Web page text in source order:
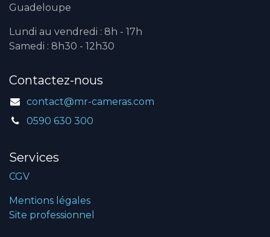
Guadeloupe
Lundi au vendredi : 8h - 17h
Samedi : 8h30 - 12h30
Contactez-nous
contact@mr-cameras.com
0590 630 300
Services
CGV
Mentions légales
Site professionnel